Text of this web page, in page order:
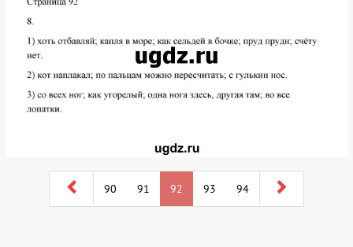
90 91 92 93 94